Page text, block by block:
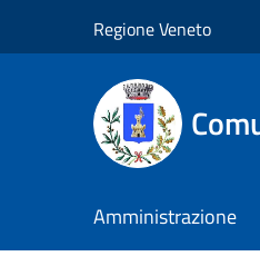
Regione Veneto
Amministrazione